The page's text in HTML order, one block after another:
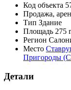
Код объекта
Продажа,
Тип Здание
Площадь 275
Регион
Место
Пригороды
Детали